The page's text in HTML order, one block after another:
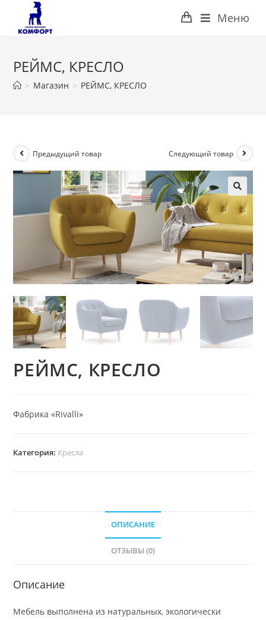
Перейти
содержимому
Меню
РЕЙМС, КРЕСЛО
> Магазин > РЕЙМС, КРЕСЛО
Предыдущий товар Следующий товар
РЕЙМС, КРЕСЛО
Фабрика «Rivalli»
Категория: Кресла
ОПИСАНИЕ
ОТЗЫВЫ (0)
Описание
Мебель выполнена из натуральных, экологически